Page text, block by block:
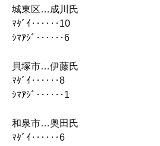
城東区…成川氏
ﾏﾀﾞｲ‥‥‥10
ｼﾏｱｼﾞ‥‥‥6
貝塚市…伊藤氏
ﾏﾀﾞｲ‥‥‥8
ｼﾏｱｼﾞ‥‥‥1
和泉市…奥田氏
ﾏﾀﾞｲ‥‥‥6